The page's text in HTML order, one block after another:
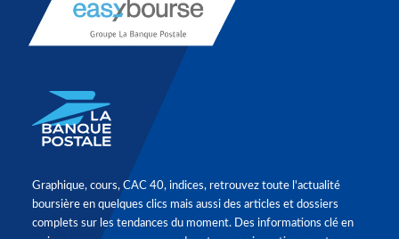
Graphique, cours, CAC 40, indices, retrouvez toute l'actualité
boursière en quelques clics mais aussi des articles et dossiers
complets sur les tendances du moment. Des informations clé en